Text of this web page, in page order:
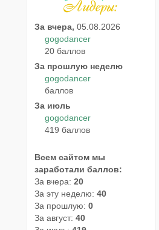
За вчера, 05.08.2026
gogodancer
20 баллов
За прошлую неделю
gogodancer
баллов
За июль
gogodancer
419 баллов
Всем сайтом мы
заработали баллов:
За вчера: 20
За эту неделю: 40
За прошлую: 0
За август: 40